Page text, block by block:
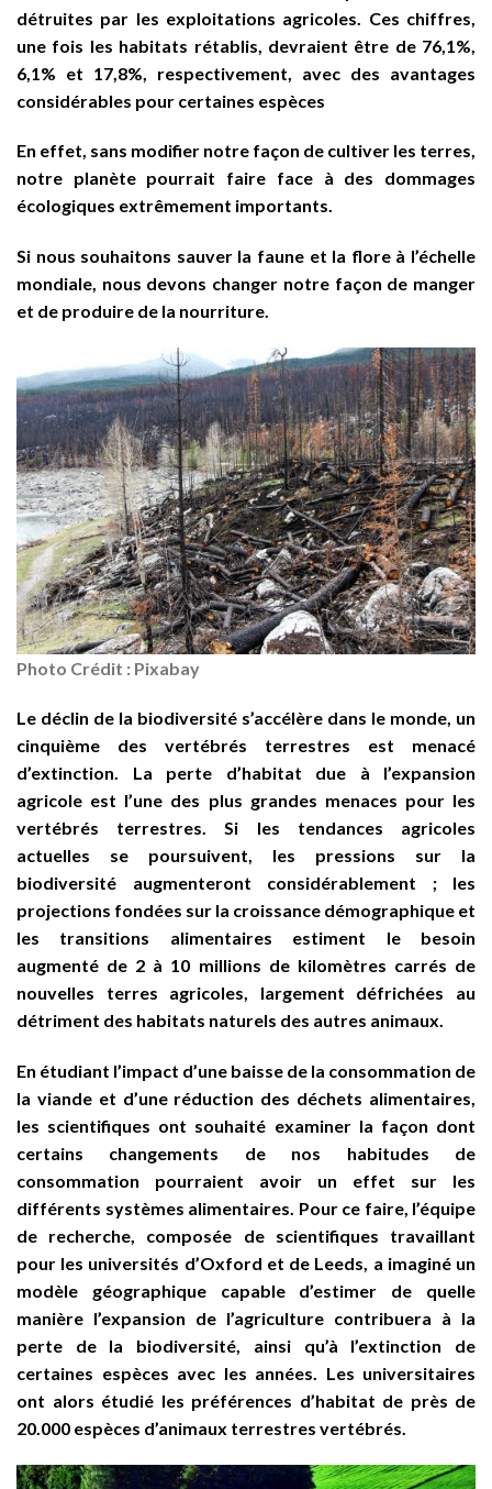
détruites par les exploitations agricoles. Ces chiffres,
une fois les habitats rétablis, devraient être de 76,1%,
6,1% et 17,8%, respectivement, avec des avantages
considérables pour certaines espèces
En effet, sans modifier notre façon de cultiver les terres,
notre planète pourrait faire face à des dommages
écologiques extrêmement importants.
Si nous souhaitons sauver la faune et la flore à l’échelle
mondiale, nous devons changer notre façon de manger
et de produire de la nourriture.
Photo Crédit : Pixabay
Le déclin de la biodiversité s’accélère dans le monde, un
cinquième des vertébrés terrestres est menacé
d’extinction. La perte d’habitat due à l’expansion
agricole est l’une des plus grandes menaces pour les
vertébrés terrestres. Si les tendances agricoles
actuelles se poursuivent, les pressions sur la
biodiversité augmenteront considérablement ; les
projections fondées sur la croissance démographique et
les transitions alimentaires estiment le besoin
augmenté de 2 à 10 millions de kilomètres carrés de
nouvelles terres agricoles, largement défrichées au
détriment des habitats naturels des autres animaux.
En étudiant l’impact d’une baisse de la consommation de
la viande et d’une réduction des déchets alimentaires,
les scientifiques ont souhaité examiner la façon dont
certains changements de nos habitudes de
consommation pourraient avoir un effet sur les
différents systèmes alimentaires. Pour ce faire, l’équipe
de recherche, composée de scientifiques travaillant
pour les universités d’Oxford et de Leeds, a imaginé un
modèle géographique capable d’estimer de quelle
manière l’expansion de l’agriculture contribuera à la
perte de la biodiversité, ainsi qu’à l’extinction de
certaines espèces avec les années. Les universitaires
ont alors étudié les préférences d’habitat de près de
20.000 espèces d’animaux terrestres vertébrés.